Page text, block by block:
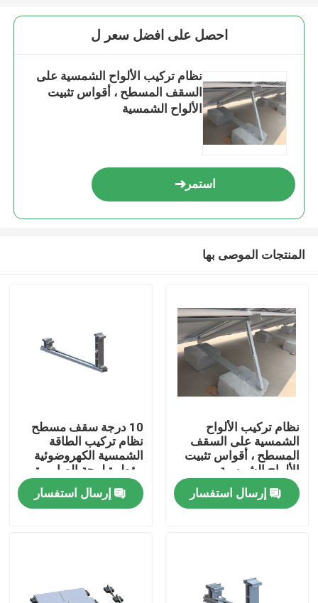
بيت
أشرطة فيديو
احصل على افضل سعر ل
نظام تركيب الألواح الشمسية على
السقف المسطح ، أقواس تثبيت
الألواح الشمسية
استمر
المنتجات الموصى بها
نظام تركيب الألواح
الشمسية على السقف
المسطح ، أقواس تثبيت
الألواح الشمسية
إرسال استفسار
10 درجة سقف مسطح
نظام تركيب الطاقة
الشمسية الكهروضوئية
مؤطرة لوحة الصابورة
إرسال استفسار